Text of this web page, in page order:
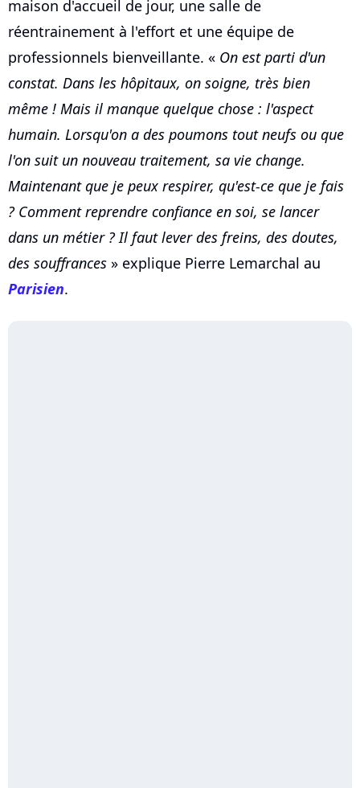
maison d'accueil de jour, une salle de
réentrainement à l'effort et une équipe de
professionnels bienveillante. « On est parti d'un
constat. Dans les hôpitaux, on soigne, très bien
même ! Mais il manque quelque chose : l'aspect
humain. Lorsqu'on a des poumons tout neufs ou que
l'on suit un nouveau traitement, sa vie change.
Maintenant que je peux respirer, qu'est-ce que je fais
? Comment reprendre confiance en soi, se lancer
dans un métier ? Il faut lever des freins, des doutes,
des souffrances » explique Pierre Lemarchal au
Parisien.